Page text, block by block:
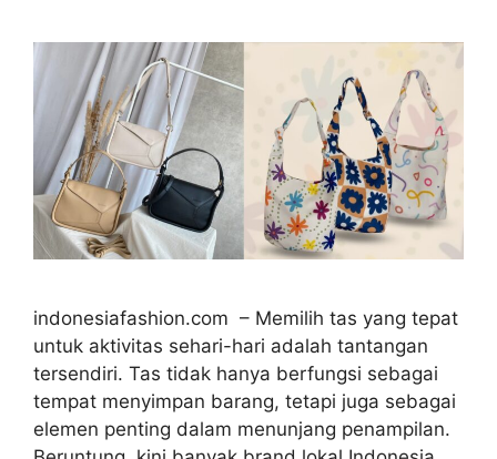
indonesiafashion.com – Memilih tas yang tepat
untuk aktivitas sehari-hari adalah tantangan
tersendiri. Tas tidak hanya berfungsi sebagai
tempat menyimpan barang, tetapi juga sebagai
elemen penting dalam menunjang penampilan.